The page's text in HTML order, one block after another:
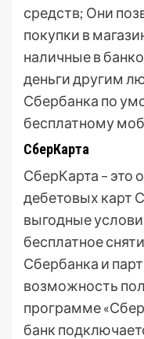
средств; Они
покупки в
наличные в
деньги другим
Сбербанка по
бесплатному
СберКарта
СберКарта – это
дебетовых карт
выгодные
бесплатное
Сбербанка и
возможность
программе
банк